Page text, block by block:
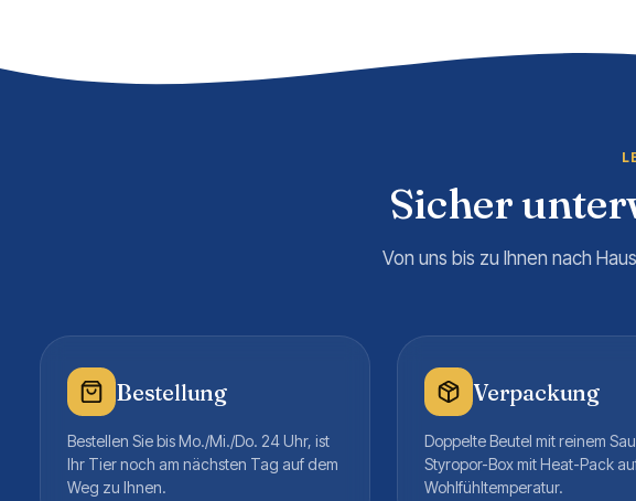
Sicher
Von uns bis zu Ihnen nach
Bestellung
Bestellen Sie bis Mo./Mi./Do. 24 Uhr, ist
Ihr Tier noch am nächsten Tag auf dem
Weg zu Ihnen.
Verpackung
Doppelte Beutel mit reinem
Styropor-Box mit Heat-Pack
Wohlfühltemperatur.